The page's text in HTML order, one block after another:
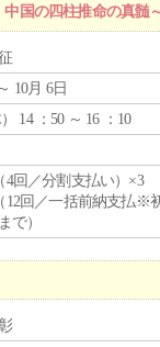
国の四柱推命の真髄
10月 6日
） 14 ：50 ～ 16 ：10
4回／分割支払い）×3
12回／一括前納支払※
で）